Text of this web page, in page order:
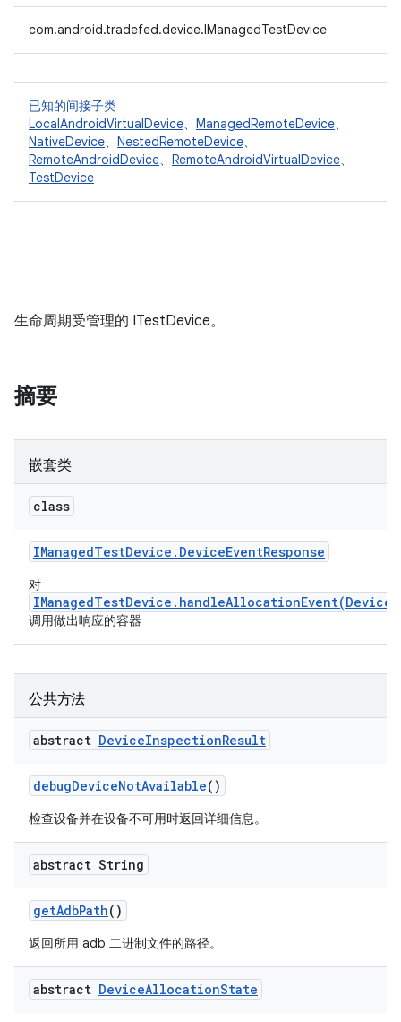
com.android.tradefed.device.IManagedTestDevice
已知的间接子类
LocalAndroidVirtualDevice、 ManagedRemoteDevice、
NativeDevice、 NestedRemoteDevice、
RemoteAndroidDevice、 RemoteAndroidVirtualDevice、
TestDevice
生命周期受管理的 ITestDevice。
摘要
嵌套类
class
IManagedTestDevice . DeviceEventResponse
对
调用做出响应的容器
公共方法
abstract DeviceInspectionResult
debugDeviceNotAvailable()
检查设备并在设备不可用时返回详细信息。
abstract String
getAdbPath()
返回所用 adb 二进制文件的路径。
abstract DeviceAllocationState